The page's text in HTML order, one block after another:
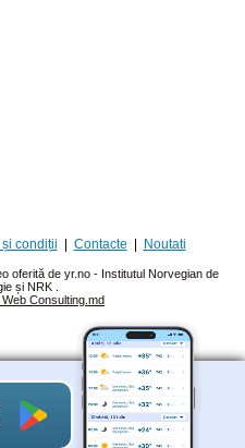
condiții Contacte Noutati
oferită de yr.no - Institutul Norvegian de
și NRK
Consulting.md